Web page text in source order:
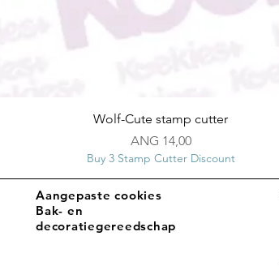
Snel overzicht
Wolf-Cute stamp cutter
Prijs
ANG 14,00
Buy 3 Stamp Cutter Discount
Aangepaste cookies
Bak- en
decoratiegereedschap